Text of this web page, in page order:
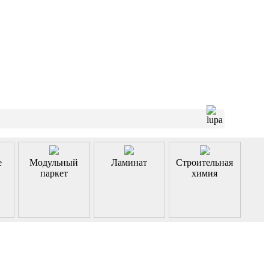
Модульный
паркет
Ламинат
Строительная
химия